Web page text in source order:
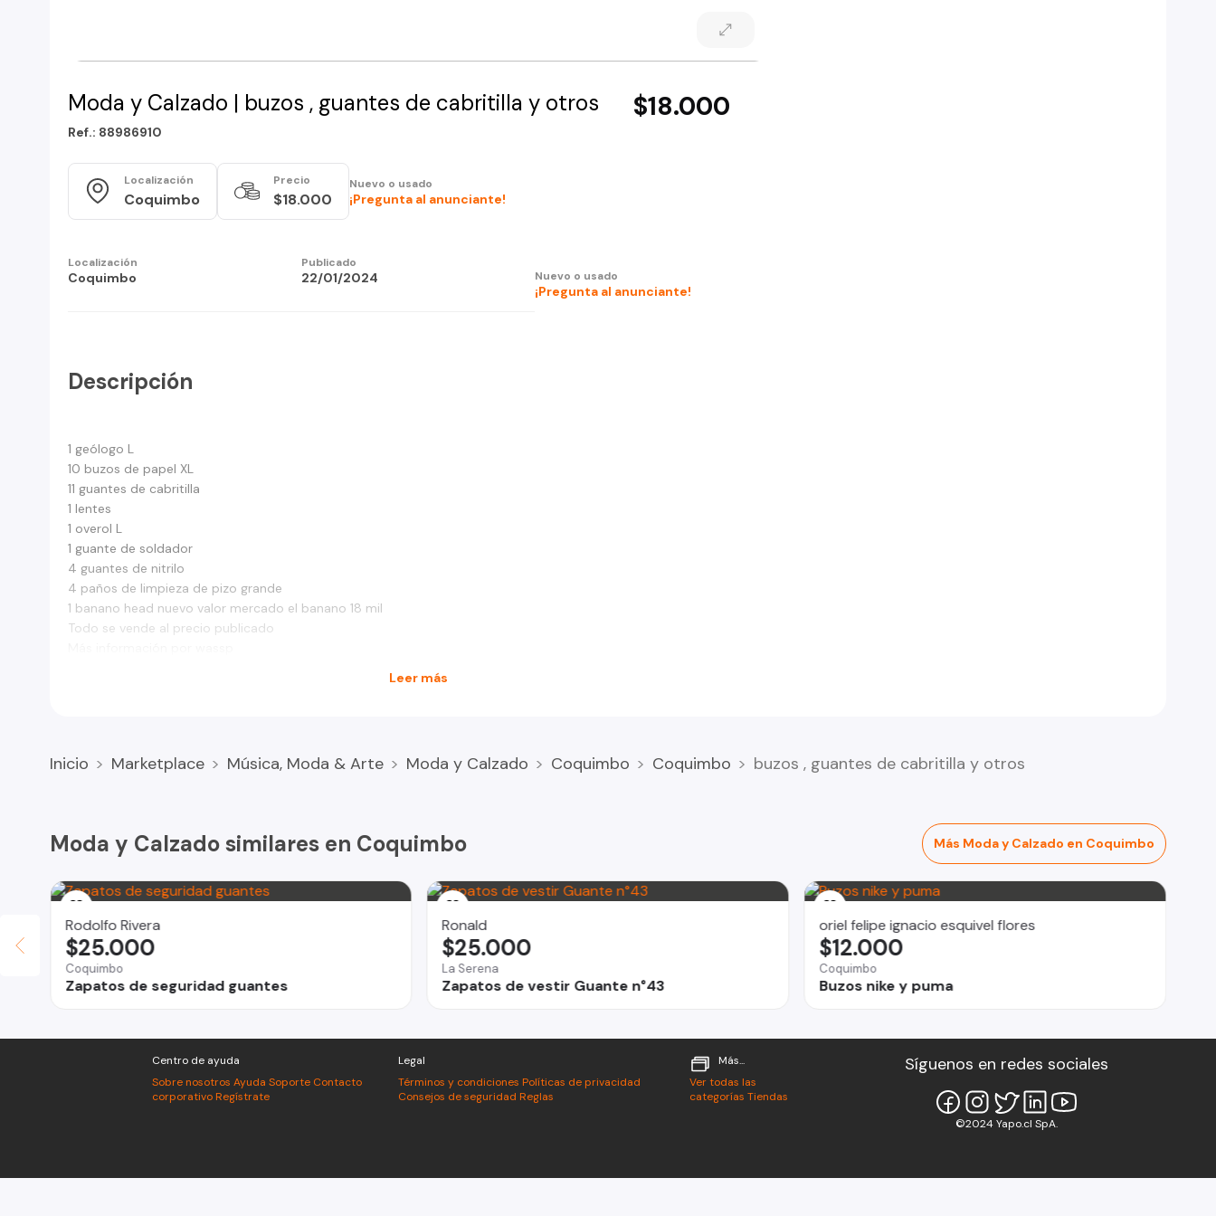
Moda y Calzado | buzos , guantes de cabritilla y otros $18.000
Ref.: 88986910
Localización
Coquimbo
Precio
$18.000
Nuevo o usado
¡Pregunta al anunciante!
Localización
Coquimbo
Publicado
22/01/2024 Nuevo o usado
¡Pregunta al anunciante!
Descripción
1 geólogo L
10 buzos de papel XL
11 guantes de cabritilla
1 lentes
1 overol L
1 guante de soldador
4 guantes de nitrilo
4 paños de limpieza de pizo grande
1 banano head nuevo valor mercado el banano 18 mil
Todo se vende al precio publicado
Leer más
Inicio Marketplace Música, Moda & Arte Moda y Calzado Coquimbo Coquimbo buzos , guantes de cabritilla y otros
Moda y Calzado similares en Coquimbo Más Moda y Calzado en Coquimbo
Rodolfo Rivera
Coquimbo
Zapatos de seguridad guantes
$25.000
Ronald
La Serena
Zapatos de vestir Guante n°43
$25.000
oriel felipe ignacio esquivel flores
Coquimbo
Buzos nike y puma
$12.000
Centro de ayuda
Sobre nosotros Ayuda Soporte Contacto
corporativo Regístrate
Legal
Términos y condiciones Políticas de privacidad
Consejos de seguridad Reglas
Más...
Ver todas las
categorías Tiendas
Síguenos en redes sociales
©2024 Yapo.cl SpA.